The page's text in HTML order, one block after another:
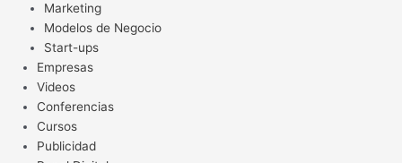
Marketing
Modelos de Negocio
Start-ups
Empresas
Videos
Conferencias
Cursos
Publicidad